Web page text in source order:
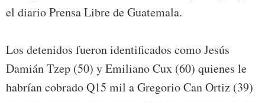
el diario Prensa Libre de Guatemala.
Los detenidos fueron identificados como Jesús
Damián Tzep (50) y Emiliano Cux (60) quienes le
habrían cobrado Q15 mil a Gregorio Can Ortiz (39)